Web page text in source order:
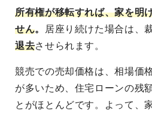
所有権が移転すれば、家を明
せん。 居座り続けた場合は、
退去させられます。
競売での売却価格は、相場価
が多いため、住宅ローンの残
とがほとんどです。よって、